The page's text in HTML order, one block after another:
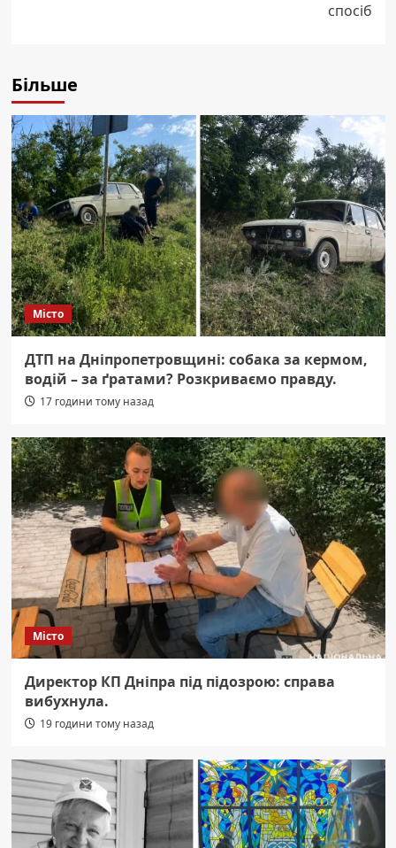
спосіб
Більше
Місто
ДТП на Дніпропетровщині: собака за кермом,
водій – за ґратами? Розкриваємо правду.
17 години тому назад
Місто
Директор КП Дніпра під підозрою: справа
вибухнула.
19 години тому назад